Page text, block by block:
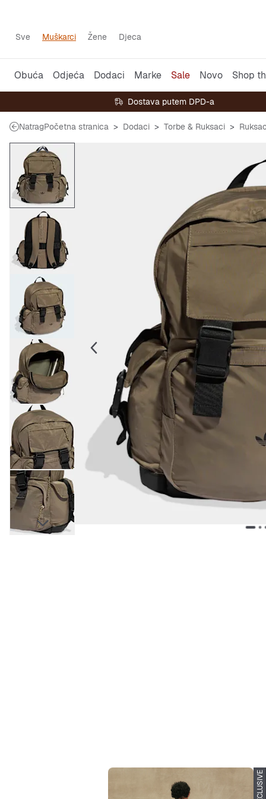
Sve Muškarci Žene Djeca
Obuća Odjeća Dodaci Marke Sale Novo Shop
Dostava putem DPD-a
NatragPočetna stranica Dodaci Torbe & Ruksaci